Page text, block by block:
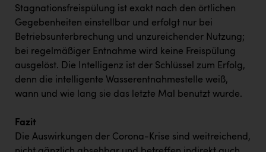
Stagnationsfreispülung ist exakt nach den örtlichen
Gegebenheiten einstellbar und erfolgt nur bei
Betriebsunterbrechung und unzureichender Nutzung;
bei regelmäßiger Entnahme wird keine Freispülung
ausgelöst. Die Intelligenz ist der Schlüssel zum Erfolg,
denn die intelligente Wasserentnahmestelle weiß,
wann und wie lang sie das letzte Mal benutzt wurde.
Fazit
Die Auswirkungen der Corona-Krise sind weitreichend,